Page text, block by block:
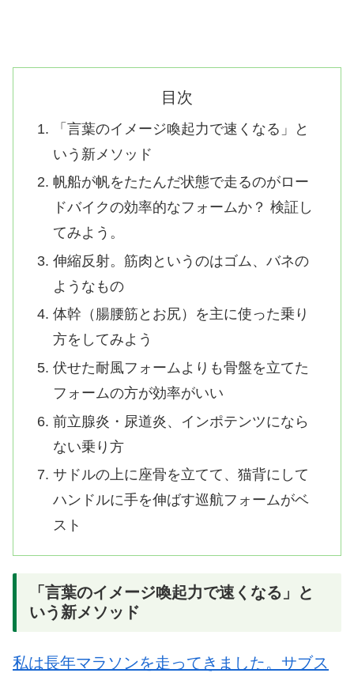
目次
「言葉のイメージ喚起力で速くなる」と
いう新メソッド
帆船が帆をたたんだ状態で走るのがロー
ドバイクの効率的なフォームか？ 検証し
てみよう。
伸縮反射。筋肉というのはゴム、バネの
ようなもの
体幹（腸腰筋とお尻）を主に使った乗り
方をしてみよう
伏せた耐風フォームよりも骨盤を立てた
フォームの方が効率がいい
前立腺炎・尿道炎、インポテンツになら
ない乗り方
サドルの上に座骨を立てて、猫背にして
ハンドルに手を伸ばす巡航フォームがベ
スト
「言葉のイメージ喚起力で速くなる」と
いう新メソッド
私は長年マラソンを走ってきました。サブス